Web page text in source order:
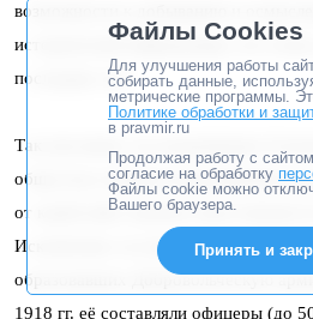
возможности к добыванию и
исторической информации, что
последних лет.
Так или иначе, но подавляющее
общества в период разразившейся
от какой-либо личной
Исключение составила лишь
образовавших Добровольческую
1918 гг. её составляли офицеры (до
Файлы Cookies
Для улучшения работы
собирать данные,
метрические программы.
Политике обработки и
в pravmir.ru
Продолжая работу с
согласие на обработку
Файлы cookie можно
Вашего браузера.
Принять и